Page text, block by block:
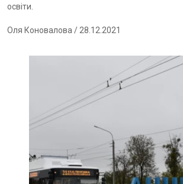
освіти.
Оля Коновалова / 28.12.2021